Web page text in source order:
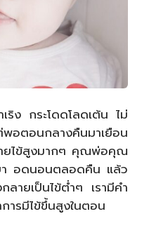
ริง กระโดดโลดเต้น ไม่
อตอนกลางคืนมาเยือน
ยไข้สูงมากๆ คุณพ่อคุณ
อดนอนตลอดคืน แล้ว
ายเป็นไข้ต่ำๆ เรามีคำ
รมีไข้ขึ้นสูงในตอน